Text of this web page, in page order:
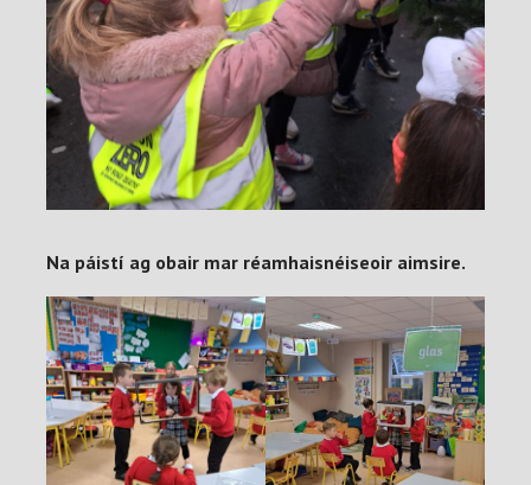
Na páistí ag obair mar réamhaisnéiseoir aimsire.